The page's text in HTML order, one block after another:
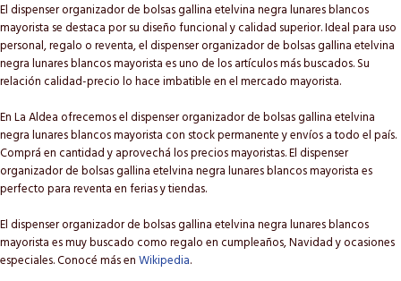
El dispenser organizador de bolsas gallina etelvina negra lunares blancos
mayorista se destaca por su diseño funcional y calidad superior. Ideal para uso
personal, regalo o reventa, el dispenser organizador de bolsas gallina etelvina
negra lunares blancos mayorista es uno de los artículos más buscados. Su
relación calidad-precio lo hace imbatible en el mercado mayorista.
En La Aldea ofrecemos el dispenser organizador de bolsas gallina etelvina
negra lunares blancos mayorista con stock permanente y envíos a todo el país.
Comprá en cantidad y aprovechá los precios mayoristas. El dispenser
organizador de bolsas gallina etelvina negra lunares blancos mayorista es
perfecto para reventa en ferias y tiendas.
El dispenser organizador de bolsas gallina etelvina negra lunares blancos
mayorista es muy buscado como regalo en cumpleaños, Navidad y ocasiones
especiales. Conocé más enWikipedia.